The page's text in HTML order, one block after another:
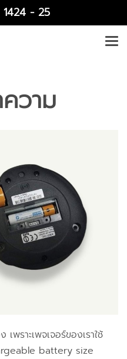
- 25
วาม
พราะเพจเจอร์​ของเราใช้
battery size